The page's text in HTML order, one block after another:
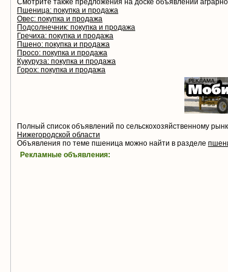
Смотрите также предложения на доске объявлений
Пшеница: покупка и продажа
Овес: покупка и продажа
Подсолнечник: покупка и продажа
Гречиха: покупка и продажа
Пшено: покупка и продажа
Просо: покупка и продажа
Кукуруза: покупка и продажа
Горох: покупка и продажа
Полный список объявлений по сельскохозяйственному
Нижегородской области
Объявления по теме пшеница можно найти в разделе
Рекламные объявления: